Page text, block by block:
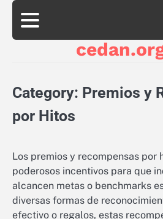
Skip
content
Category: Premios y
por Hitos
Los premios y recompensas por
poderosos incentivos para que
alcancen metas o benchmarks
diversas formas de
efectivo o regalos, estas